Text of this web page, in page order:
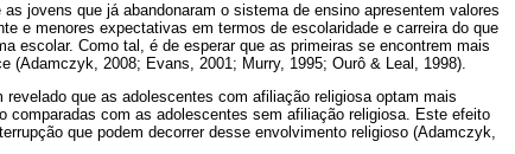
jovens que já abandonaram o sistema de ensino apresentem valores
e menores expectativas em termos de escolaridade e carreira do que
escolar. Como tal, é de esperar que as primeiras se encontrem mais
(Adamczyk, 2008; Evans, 2001; Murry, 1995; Ourô & Leal, 1998).
que as adolescentes com afiliação religiosa optam mais
comparadas com as adolescentes sem afiliação religiosa. Este efeito
que podem decorrer desse envolvimento religioso (Adamczyk,